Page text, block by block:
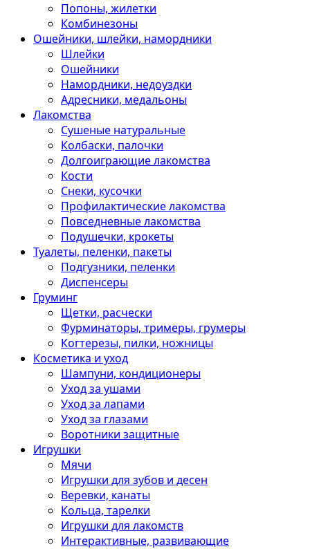
Попоны, жилетки
Комбинезоны
Ошейники, шлейки, намордники
Шлейки
Ошейники
Намордники, недоуздки
Адресники, медальоны
Лакомства
Сушеные натуральные
Колбаски, палочки
Долгоиграющие лакомства
Кости
Снеки, кусочки
Профилактические лакомства
Повседневные лакомства
Подушечки, крокеты
Туалеты, пеленки, пакеты
Подгузники, пеленки
Диспенсеры
Груминг
Щетки, расчески
Фурминаторы, тримеры, грумеры
Когтерезы, пилки, ножницы
Косметика и уход
Шампуни, кондиционеры
Уход за ушами
Уход за лапами
Уход за глазами
Воротники защитные
Игрушки
Мячи
Игрушки для зубов и десен
Веревки, канаты
Кольца, тарелки
Игрушки для лакомств
Интерактивные, развивающие